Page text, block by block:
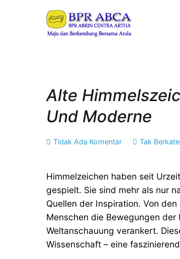
BPR
Alte
Und Moderne
Tidak Ada Komentarpada
Schlüssel
zur
Geschichte
und
Moderne
Tak
Himmelzeichen haben seit
gespielt. Sie sind mehr als nur
Quellen der Inspiration. Von
Menschen die Bewegungen
Weltanschauung verankert.
Wissenschaft – eine